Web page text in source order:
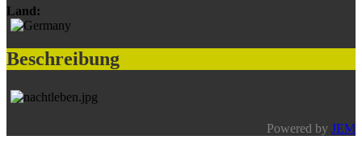
Land:
Beschreibung
Powered by JEM